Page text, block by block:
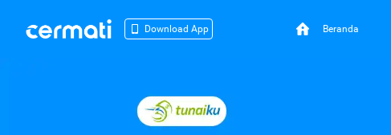
Download App Beranda